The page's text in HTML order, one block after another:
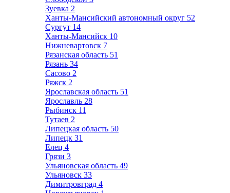
Зуевка 2
Ханты-Мансийский автономный округ 52
Сургут 14
Ханты-Мансийск 10
Нижневартовск 7
Рязанская область 51
Рязань 34
Сасово 2
Ряжск 2
Ярославская область 51
Ярославль 28
Рыбинск 11
Тутаев 2
Липецкая область 50
Липецк 31
Елец 4
Грязи 3
Ульяновская область 49
Ульяновск 33
Димитровград 4